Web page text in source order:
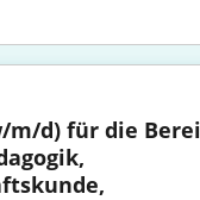
m/d) für die